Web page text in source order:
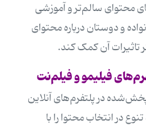
محتوای سالم‌تر و آموزشی
و دوستان درباره محتوای
تاثیرات آن کمک کند.
فیلیمو و فیلم‌نت
در پلتفرم‌های آنلاین
در انتخاب محتوا را با